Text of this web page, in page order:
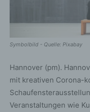
Symbolbild - Quelle: Pixabay
Hannover (pm).
mit kreativen Corona-
Veranstaltungen wie